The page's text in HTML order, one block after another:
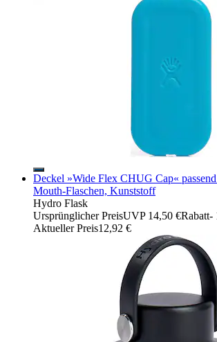
Deckel »Wide Flex CHUG Cap«
Mouth-Flaschen, Kunststoff
Hydro Flask
Ursprünglicher PreisUVP 14,50 €Rabatt-
Aktueller Preis12,92 €